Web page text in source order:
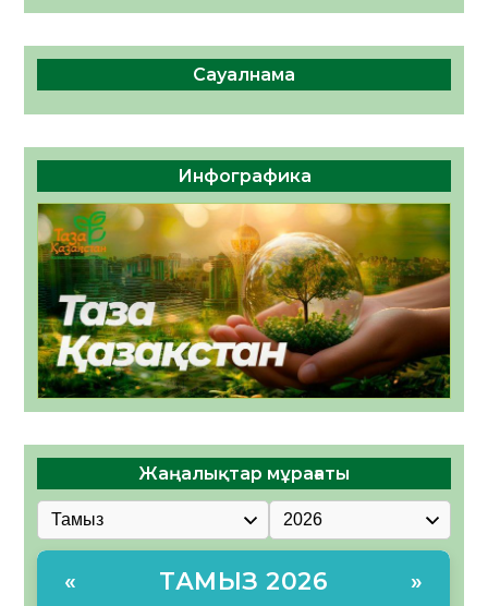
Сауалнама
Инфографика
Жаңалықтар мұрағаты
« ТАМЫЗ 2026 »